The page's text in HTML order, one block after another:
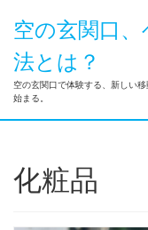
空の玄関口
法とは？
空の玄関口で体験する、新しい
始まる。
化粧品